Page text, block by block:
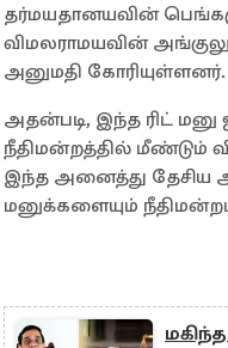
தர்மயதானயவின்
விமலராமயவின்
அனுமதி கோரியுள்ளனர்.
அதன்படி, இந்த ரிட்
நீதிமன்றத்தில் மீண்டும்
இந்த அனைத்து தேசிய
மனுக்களையும் நீதிமன்றம்